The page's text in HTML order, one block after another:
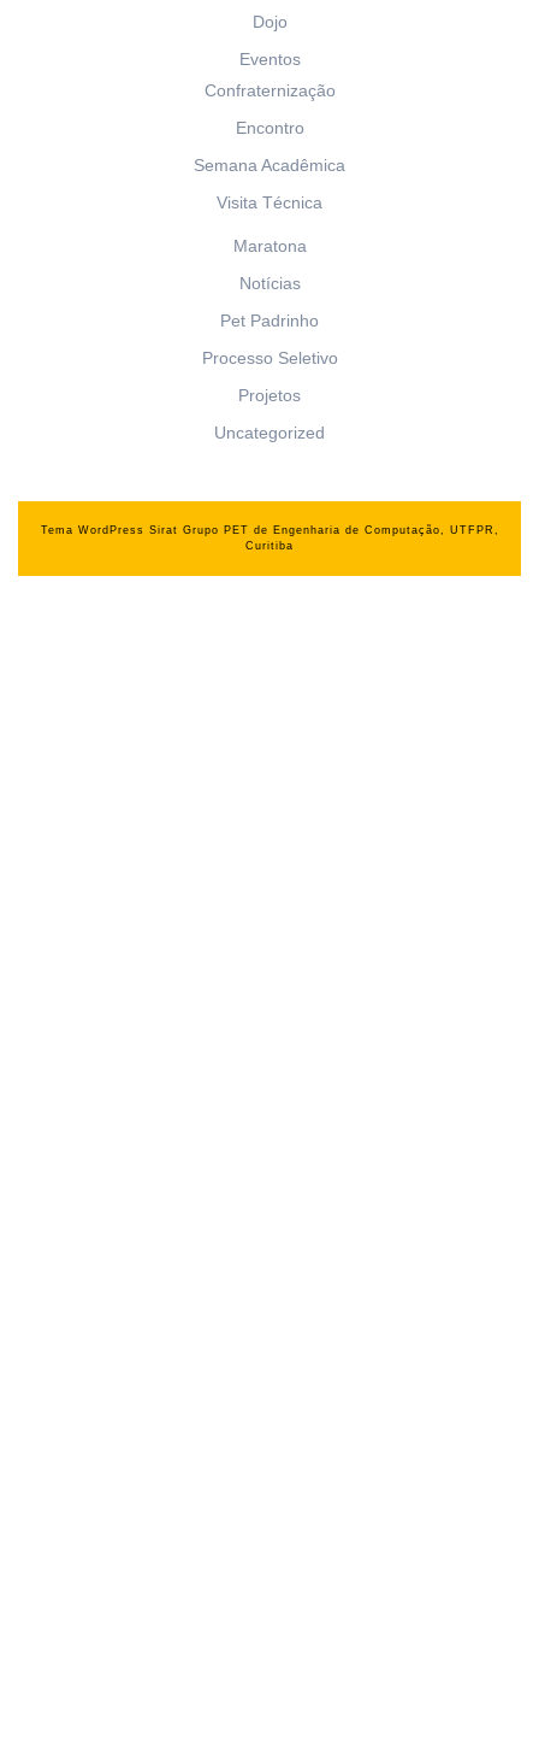
Dojo
Eventos
Confraternização
Encontro
Semana Acadêmica
Visita Técnica
Maratona
Notícias
Pet Padrinho
Processo Seletivo
Projetos
Uncategorized
Tema WordPress Sirat Grupo PET de Engenharia de Computação, UTFPR,
Curitiba